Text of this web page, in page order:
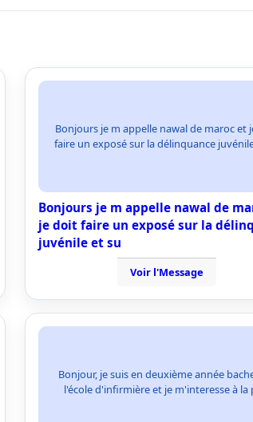
Bonjours je m appelle nawal de maroc et
faire un exposé sur la délinquance
Bonjours je m appelle nawal de
je doit faire un exposé sur la
juvénile et su
Voir l'Message
Bonjour, je suis en deuxième année
l'école d'infirmière et je m'interesse à la